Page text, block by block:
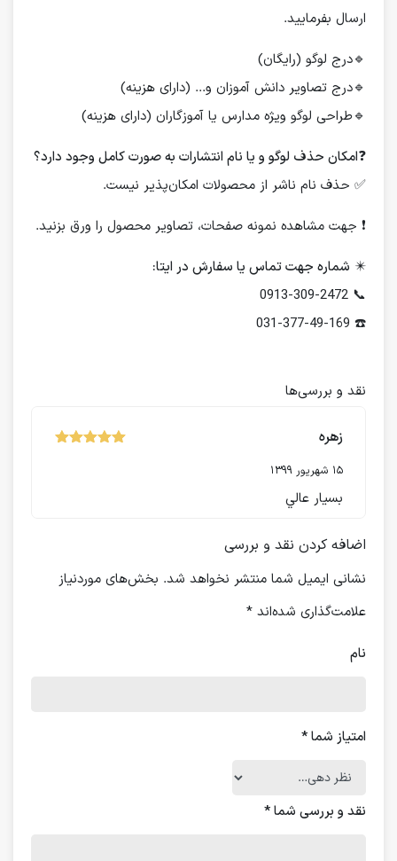
ارسال بفرمایید.
🔹درج لوگو (رایگان)
🔹درج تصاویر دانش آموزان و... (دارای هزینه)
🔹طراحی لوگو ویژه مدارس یا آموزگاران (دارای هزینه)
❓امکان حذف لوگو و یا نام انتشارات به صورت کامل وجود دارد؟
✅ حذف نام ناشر از محصولات امکان‌پذیر نیست.
❗️ جهت مشاهده نمونه صفحات، تصاویر محصول را ورق بزنید.
✴️ شماره جهت تماس یا سفارش در ایتا:
📞 0913-309-2472
☎️ 031-377-49-169
نقد و بررسی‌ها
زهره
15 شهریور 1399
بسيار عالي
اضافه کردن نقد و بررسی
نشانی ایمیل شما منتشر نخواهد شد. بخش‌های موردنیاز
علامت‌گذاری شده‌اند *
نام
امتیاز شما*
نقد و بررسی شما*